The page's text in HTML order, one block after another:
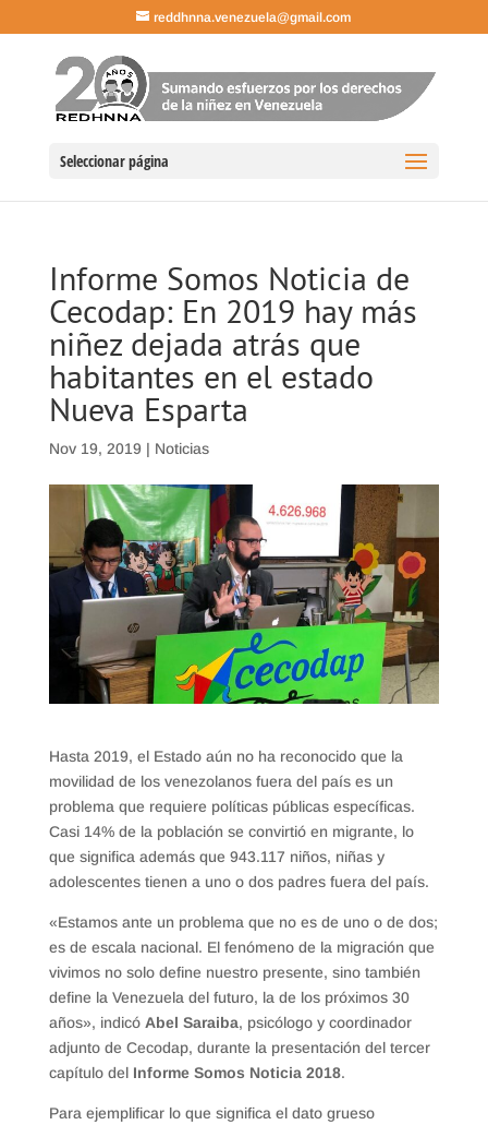
reddhnna.venezuela@gmail.com
Seleccionar página
Informe Somos Noticia de
Cecodap: En 2019 hay más
niñez dejada atrás que
habitantes en el estado
Nueva Esparta
Nov 19, 2019 | Noticias
Hasta 2019, el Estado aún no ha reconocido que la
movilidad de los venezolanos fuera del país es un
problema que requiere políticas públicas específicas.
Casi 14% de la población se convirtió en migrante, lo
que significa además que 943.117 niños, niñas y
adolescentes tienen a uno o dos padres fuera del país.
«Estamos ante un problema que no es de uno o de dos;
es de escala nacional. El fenómeno de la migración que
vivimos no solo define nuestro presente, sino también
define la Venezuela del futuro, la de los próximos 30
años», indicó Abel Saraiba, psicólogo y coordinador
adjunto de Cecodap, durante la presentación del tercer
capítulo del Informe Somos Noticia 2018.
Para ejemplificar lo que significa el dato grueso